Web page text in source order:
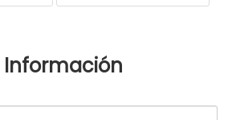
Información